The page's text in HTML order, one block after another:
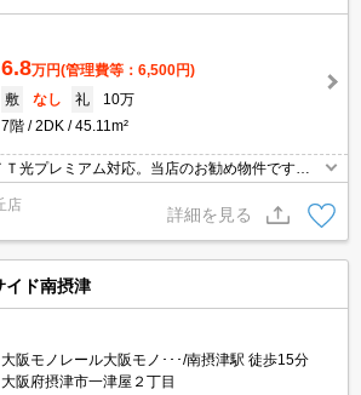
6.8万円(管理費等：6,500円)
敷
なし 礼
10万
7階
2DK 45.11m²
光プレミアム対応。当店のお勧め物件です。1
約金3ヶ月分発生。
店
詳細を見る
イド南摂津
大阪モノレール大阪モノ･･･/南摂津駅 徒歩15分
大阪府摂津市一津屋２丁目